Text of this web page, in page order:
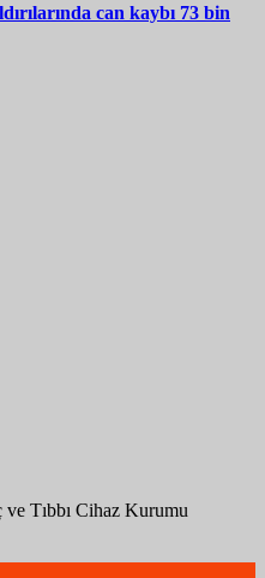
can kaybı 73 bin
Tıbbı Cihaz Kurumu